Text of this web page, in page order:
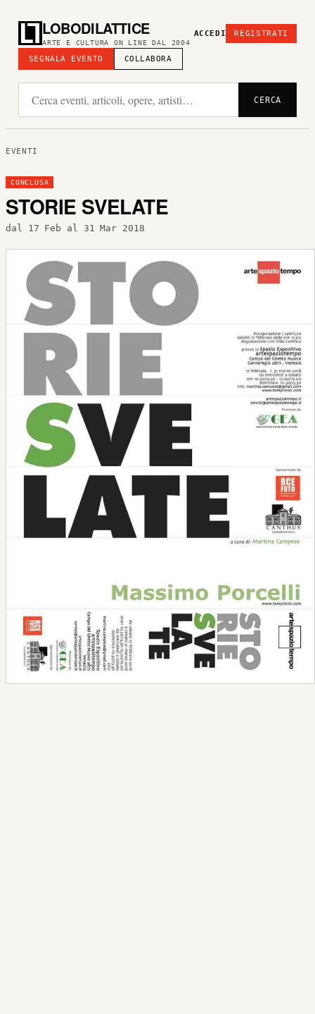
LOBODILATTICE
ARTE E CULTURA ON LINE DAL 2004
SEGNALA EVENTO COLLABORA
ACCEDI REGISTRATI
CERCA
EVENTI
CONCLUSA
STORIE SVELATE
dal 17 Feb al 31 Mar 2018